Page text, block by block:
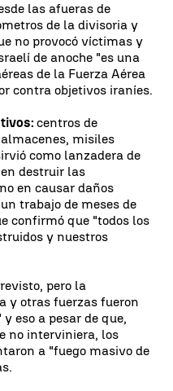
las afueras de
de la divisoria y
no provocó víctimas y
de anoche "es una
de la Fuerza Aérea
contra objetivos iraníes.
centros de
misiles
como lanzadera de
destruir las
en causar daños
trabajo de meses de
confirmó que "todos los
y nuestros
pero la
y otras fuerzas fueron
eso a pesar de que,
no interviniera, los
a "fuego masivo de